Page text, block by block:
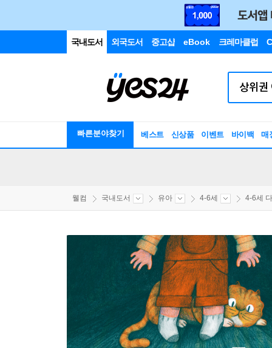
국내도서 외국도서 중고샵 eBook 크레마클럽
빠른분야찾기 베스트 신상품 이벤트 바이백 매
웰컴 국내도서 유아 4-6세 4-6세